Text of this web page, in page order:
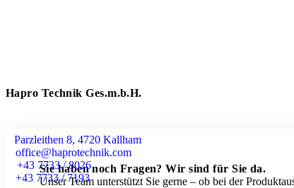
Hapro Technik Ges.m.b.H.
Parzleithen 8, 4720 Kallham
office@haprotechnik.com
+43 7733 / 8026
+43 7733 / 7193
Sie haben noch Fragen? Wir sind für Sie da.
Unser Team unterstützt Sie gerne – ob bei der